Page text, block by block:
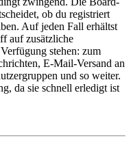
ob du registriert
Auf jeden Fall erhältst
auf zusätzliche
stehen: zum
E-Mail-Versand an
und so weiter.
da sie schnell erledigt ist